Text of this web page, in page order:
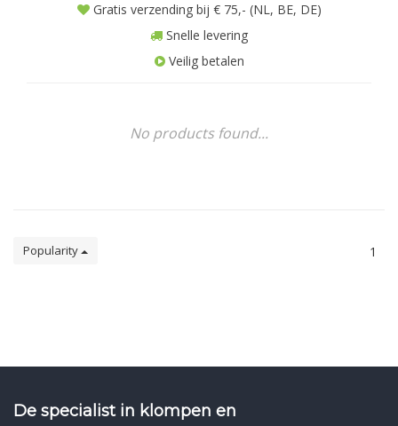
Gratis verzending bij € 75,- (NL, BE, DE)
Snelle levering
Veilig betalen
No products found...
Popularity 1
De specialist in klompen en